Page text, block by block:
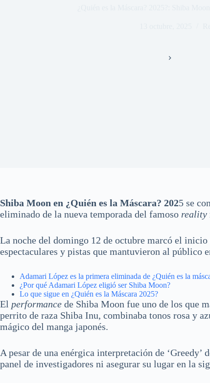
Shiba Moon en ¿Quién es la Máscara? 2025 se
eliminado de la nueva temporada del famoso reality
La noche del domingo 12 de octubre marcó el
espectaculares y pistas que mantuvieron al público
Adamari López es la primera eliminada de ¿Quién es la
¿Por qué Adamari López eligió ser Shiba Moon?
Lo que sigue en ¿Quién es la Máscara 2025?
El performance de Shiba Moon fue uno de los que
perrito de raza Shiba Inu, combinaba tonos rosa y
mágico del manga japonés.
A pesar de una enérgica interpretación de
panel de investigadores ni asegurar su lugar en la